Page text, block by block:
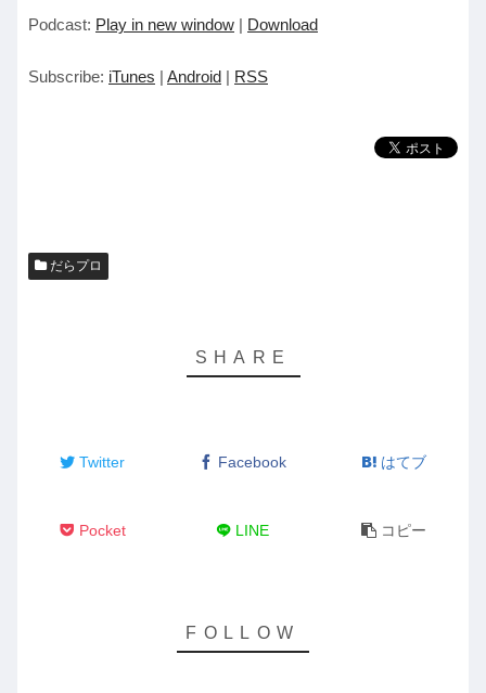
プ
ー
Podcast: Play in new window | Download
Subscribe: iTunes | Android | RSS
だらプロ
Twitter Facebook はてブ
Pocket LINE コピー